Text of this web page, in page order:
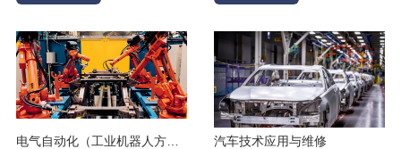
电气自动化（工业机器人方向）
汽车技术应用与维修
孙嘉阳 电气自动化 黑龙江大庆
霍紫建 机器人 辽宁鞍山
王海垒 汽修 吉林白山
辽宁大连